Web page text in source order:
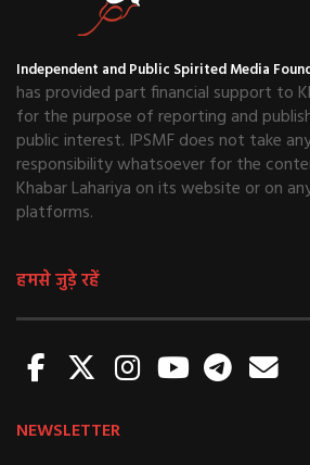
Independent and Public Spirited Media
has provided part financial support to
for the purpose of reporting and
public interest. IPSMF does not take
responsibility whatsoever for the
Khabar Lahariya on its website or on
platforms.
हमसे जुड़े रहें
NEWSLETTER